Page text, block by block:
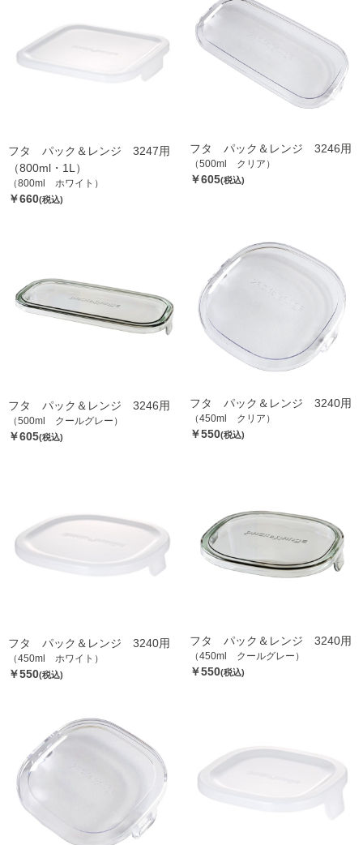
フタ パック＆レンジ 3247用
（800ml・1L）
（800ml ホワイト）
￥660(税込)
フタ パック＆レンジ 3246用
（500ml クリア）
￥605(税込)
フタ パック＆レンジ 3246用
（500ml クールグレー）
￥605(税込)
フタ パック＆レンジ 3240用
（450ml クリア）
￥550(税込)
フタ パック＆レンジ 3240用
（450ml ホワイト）
￥550(税込)
フタ パック＆レンジ 3240用
（450ml クールグレー）
￥550(税込)